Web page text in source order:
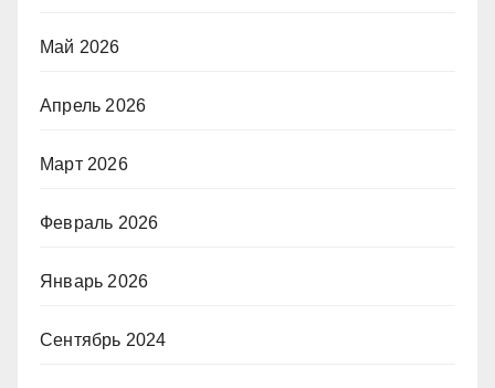
Май 2026
Апрель 2026
Март 2026
Февраль 2026
Январь 2026
Сентябрь 2024